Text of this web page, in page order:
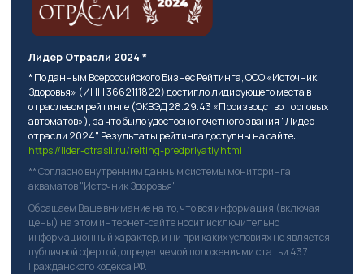
Лидер Отрасли 2024 *
* По данным Всероссийского Бизнес Рейтинга, ООО «Источник
Здоровья» (ИНН 3662111822) достигло лидирующего места в
отраслевом рейтинге (ОКВЭД 28.29.43 «Производство торговых
автоматов»), за что было удостоено почетного звания "Лидер
отрасли 2024". Результаты рейтинга доступны на сайте:
https://lider-otrasli.ru/reiting-predpriyatiy.html
** Согласно внутренним данным системы мониторинга
акваматов "Источник Здоровья".
Обращаем Ваше внимание на то, что вся информация (включая
цены) на этом интернет-сайте носит исключительно
информационный характер, и ни при каких условиях не является
публичной офертой, определяемой положениями статьи 437
Гражданского кодекса РФ.